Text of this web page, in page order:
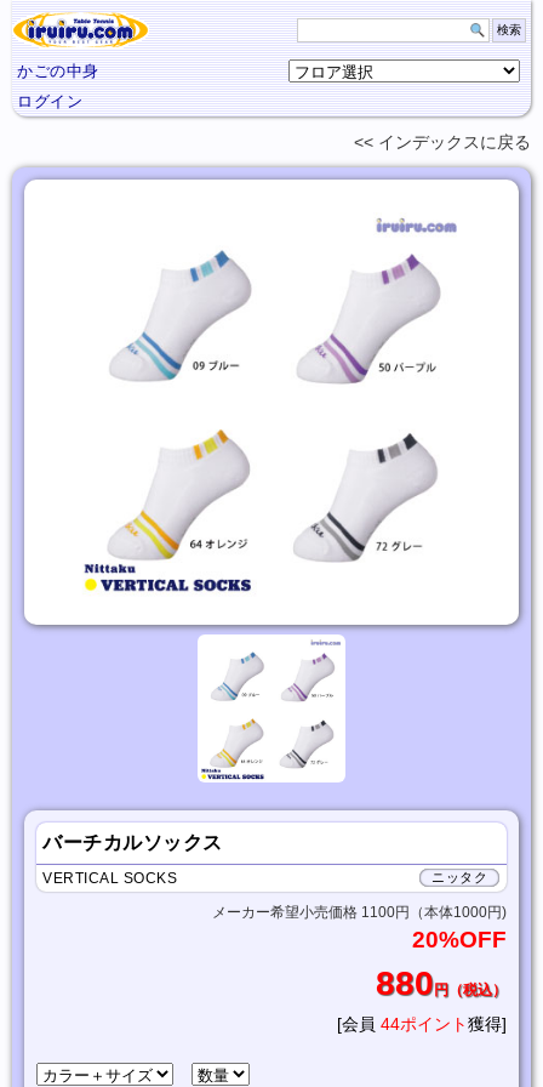
かごの中身
ログイン
インデックスに 戻る
バーチカルソックス
ニッタク
VERTICAL SOCKS
メーカー希望小売価格 1100円（本体1000円)
20%OFF
880円（税込）
[会員 44ポイント獲得]